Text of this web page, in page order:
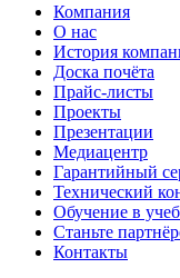
Компания
О нас
История
Доска почёта
Прайс-листы
Проекты
Презентации
Медиацентр
Гарантийный
Технический
Обучение в
Станьте
Контакты